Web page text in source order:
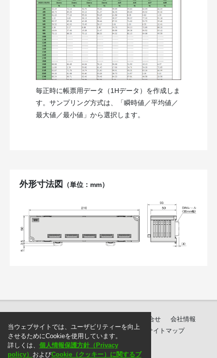
当ウェブサイトでは、ユーザビリティーを向上
させるためにCookieを使用しています。
詳しくは、 個人情報保護方針（Privacy
policy） およびCookie（クッキー）に関するブ
毎正時に帳票用データ（1Hデータ）を作成しま
す。サンプリング方式は、「瞬時値／平均値／
最大値／最小値」から選択します。
外形寸法図 （単位：mm）
サポート・お問合せ
会社情報
個人情報保護方針
ご注文に際して サイトマップ